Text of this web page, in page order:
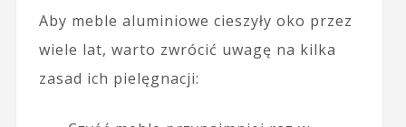
Aby meble aluminiowe cieszyły oko przez
wiele lat, warto zwrócić uwagę na kilka
zasad ich pielęgnacji: